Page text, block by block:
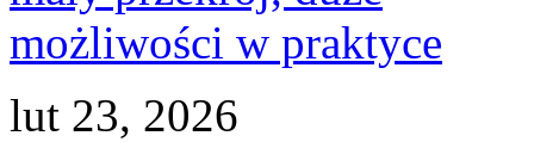
lut 23, 2026